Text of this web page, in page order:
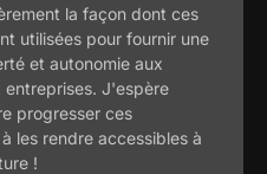
la façon dont ces
utilisées pour fournir une
et autonomie aux
entreprises. J'espère
progresser ces
les rendre accessibles à
!